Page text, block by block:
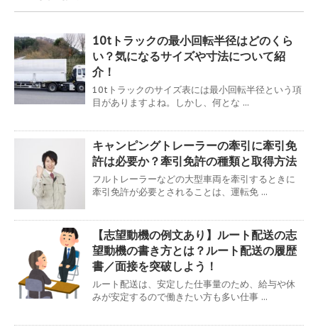
10tトラックの最小回転半径はどのくら
い？気になるサイズや寸法について紹
介！
10tトラックのサイズ表には最小回転半径という項
目がありますよね。しかし、何とな ...
キャンピングトレーラーの牽引に牽引免
許は必要か？牽引免許の種類と取得方法
フルトレーラーなどの大型車両を牽引するときに
牽引免許が必要とされることは、運転免 ...
【志望動機の例文あり】ルート配送の志
望動機の書き方とは？ルート配送の履歴
書／面接を突破しよう！
ルート配送は、安定した仕事量のため、給与や休
みが安定するので働きたい方も多い仕事 ...